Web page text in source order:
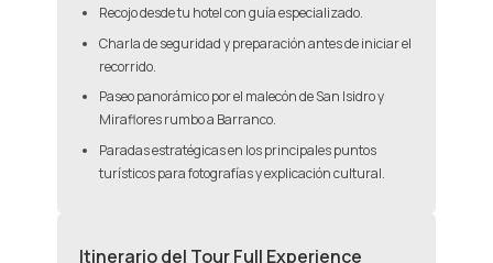
Recojo desde tu hotel con guía especializado.
Charla de seguridad y preparación antes de iniciar el
recorrido.
Paseo panorámico por el malecón de San Isidro y
Miraflores rumbo a Barranco.
Paradas estratégicas en los principales puntos
turísticos para fotografías y explicación cultural.
Itinerario del Tour Full Experience